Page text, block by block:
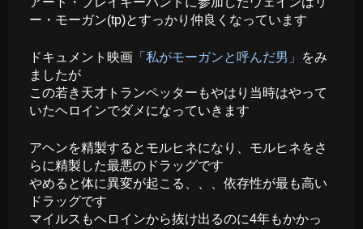
ー・モーガン(tp)とすっかり仲良くなっています
ドキュメント映画 「私がモーガンと呼んだ男」
をみ
ましたが
この若き天才トランペッターもやはり当時はやって
いたヘロインでダメになっていきます
アヘンを精製するとモルヒネになり、モルヒネをさ
らに精製した最悪のドラッグです
やめると体に異変が起こる、、、依存性が最も高い
ドラッグです
マイルスもヘロインから抜け出るのに4年もかかっ